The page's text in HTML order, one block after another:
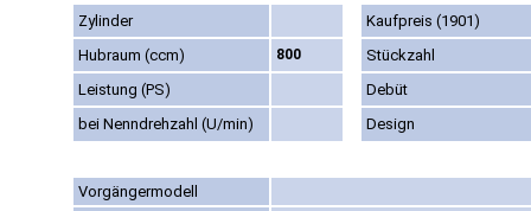
Zylinder
Kaufpreis (1901)
Hubraum (ccm)
800
Stückzahl
Leistung (PS)
Debüt
bei Nenndrehzahl (U/min)
Design
Vorgängermodell